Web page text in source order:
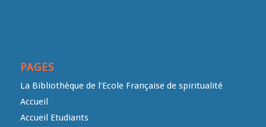
PAGES
La Bibliothèque de l’Ecole Française de spiritualité
Accueil
Accueil Etudiants